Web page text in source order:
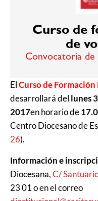
Curso de
de
Convocatoria de
ElCurso de
desarrollará del lunes
2017en horario de
Centro Diocesano de
26).
Información e
Diocesana,C/
23 01 o en el correo